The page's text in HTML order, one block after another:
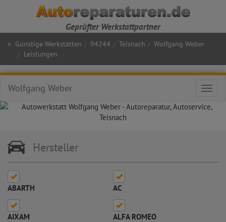
Geprüfter Werkstattpartner
» Günstige Werkstätten 94244 Teisnach
Wolfgang Weber
Leistungen
Wolfgang Weber
Hersteller
ABARTH AC
AIXAM ALFA ROMEO